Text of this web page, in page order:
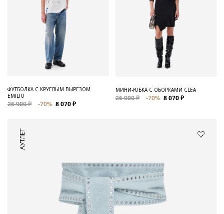
ФУТБОЛКА С КРУГЛЫМ ВЫРЕЗОМ
EMILIO
26 900 ₽ -70% 8 070 ₽
МИНИ-ЮБКА С ОБОРКАМИ CLEA
26 900 ₽ -70% 8 070 ₽
АУТЛЕТ